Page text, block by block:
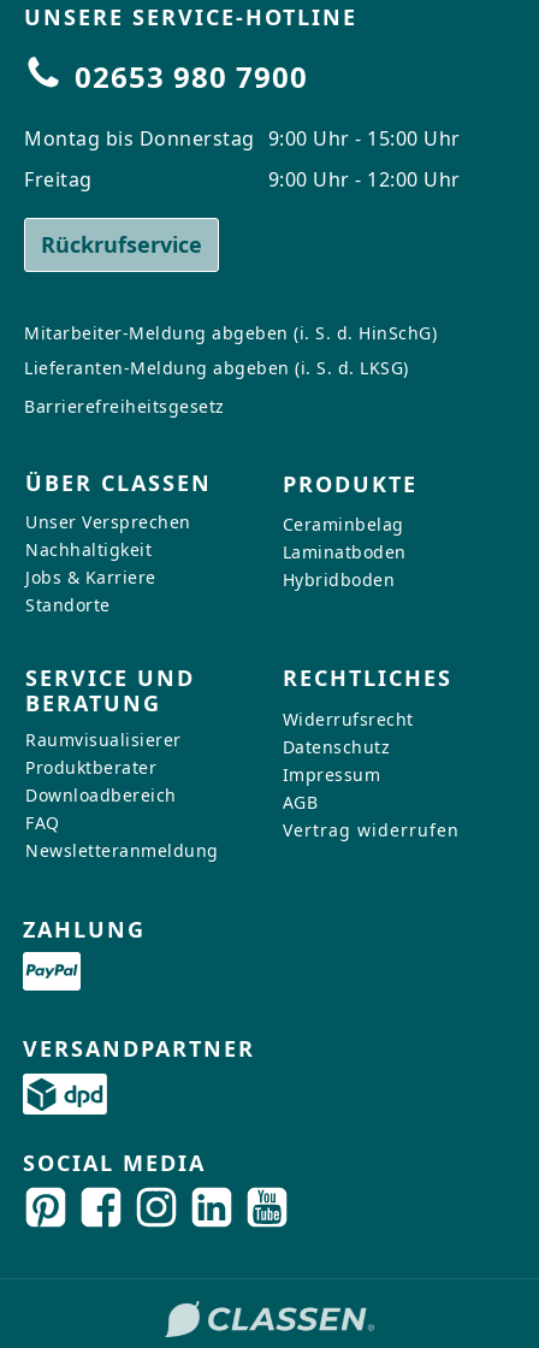
UNSERE SERVICE-HOTLINE
02653 980 7900
Montag bis Donnerstag
Freitag
9:00 Uhr - 15:00 Uhr
9:00 Uhr - 12:00 Uhr
Rückrufservice
Mitarbeiter-Meldung abgeben (i. S. d. HinSchG)
Lieferanten-Meldung abgeben (i. S. d. LKSG)
Barrierefreiheitsgesetz
ÜBER CLASSEN
Unser Versprechen
Nachhaltigkeit
Jobs & Karriere
Standorte
PRODUKTE
Ceraminbelag
Laminatboden
Hybridboden
SERVICE UND
BERATUNG
Raumvisualisierer
Produktberater
Downloadbereich
FAQ
Newsletteranmeldung
RECHTLICHES
Widerrufsrecht
Datenschutz
Impressum
AGB
Vertrag widerrufen
ZAHLUNG
VERSANDPARTNER
SOCIAL MEDIA